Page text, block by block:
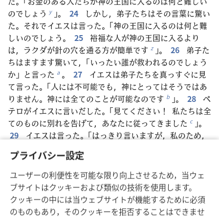
プライバシー設定
ユーザーの利便性を可能な限り向上させるため，当ウェ
ブサイトはクッキーおよび類似の技術を使用します。
クッキーの中には当ウェブサイトが機能するために必須
のものもあり，そのクッキーを拒否することはできませ
のでしょう y 」。 24
しかし，弟子たちはその言葉に驚い
た。それでイエスは言った。「神の王国に入るのは何と難
しいのでしょう。
25
裕福な人が神の王国に入るより
は，ラクダが針の穴を通る方が簡単です z 」。 26
弟子た
ちはますます驚いて，「いったい誰が救われるのでしょう
か」と言った a 。 27
イエスは弟子たちを真っすぐに見
て言った。「人には不可能でも，神にとってはそうではあ
りません。神には全てのことが可能なのです b 」。 28 ペ
テロがイエスに言いだした。「見てください！ 私たちは全
てのものに別れを告げて，あなたに従ってきました c 」。
29
イエスは言った。「はっきり言いますが，私のため，
子供，あるいは畑に別れを告げた人は皆
時期に *百倍を，家，兄弟，姉妹，母親，子供，畑を迫害
と共に得て e ，新しい体制で永遠の命を得ます。 31
かし，多くの最初の人たちが最後に，最後の人たちが最初
になります 」。